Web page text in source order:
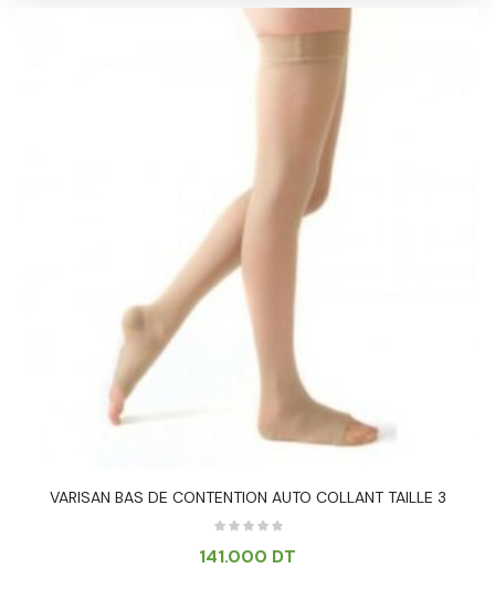
VARISAN BAS DE CONTENTION AUTO COLLANT TAILLE 3
141.000 DT